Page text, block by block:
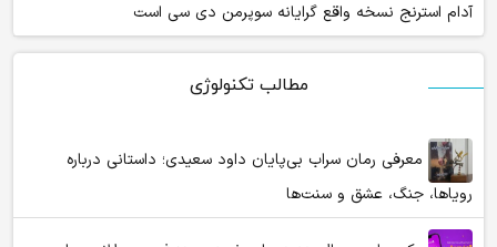
مطالب تکنولوژی
معرفی رمان سراب بی‌پایان داود سعیدی؛ داستانی درباره
رویاها، جنگ، عشق و سنت‌ها
آدام استرنج نسخه واقع گرایانه سوپرمن دی سی است